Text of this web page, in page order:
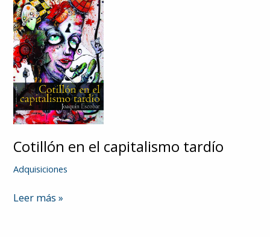
Cotillón en el capitalismo tardío
Adquisiciones
Cotillón
Leer más »